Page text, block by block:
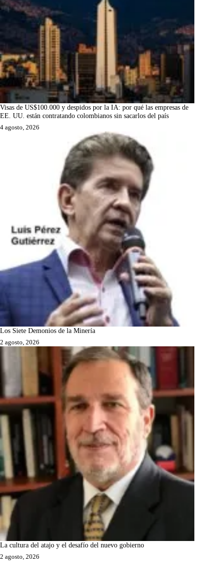
Visas de US$100.000 y despidos por la IA: por qué las empresas de
EE. UU. están contratando colombianos sin sacarlos del país
4 agosto, 2026
Los Siete Demonios de la Minería
2 agosto, 2026
La cultura del atajo y el desafío del nuevo gobierno
2 agosto, 2026